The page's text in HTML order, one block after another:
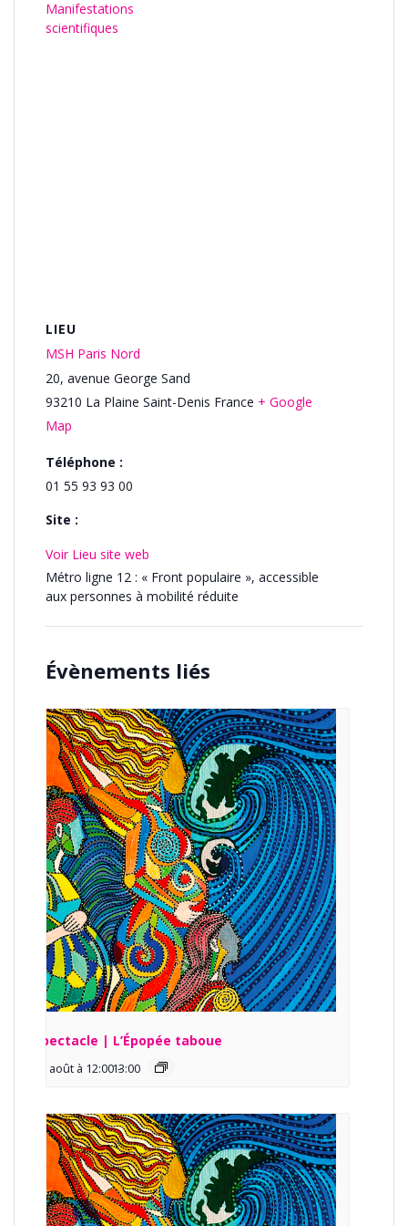
Manifestations
scientifiques
LIEU
MSH Paris Nord
20, avenue George Sand
93210 La Plaine Saint-Denis France + Google
Map
Téléphone :
01 55 93 93 00
Site :
Voir Lieu site web
Métro ligne 12 : « Front populaire », accessible
aux personnes à mobilité réduite
Évènements liés
Spectacle | L’Épopée taboue
13 août à 12:00 -
13:00